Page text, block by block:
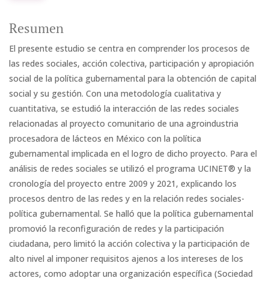
Resumen
El presente estudio se centra en comprender los procesos de
las redes sociales, acción colectiva, participación y apropiación
social de la política gubernamental para la obtención de capital
social y su gestión. Con una metodología cualitativa y
cuantitativa, se estudió la interacción de las redes sociales
relacionadas al proyecto comunitario de una agroindustria
procesadora de lácteos en México con la política
gubernamental implicada en el logro de dicho proyecto. Para el
análisis de redes sociales se utilizó el programa UCINET® y la
cronología del proyecto entre 2009 y 2021, explicando los
procesos dentro de las redes y en la relación redes sociales-
política gubernamental. Se halló que la política gubernamental
promovió la reconfiguración de redes y la participación
ciudadana, pero limitó la acción colectiva y la participación de
alto nivel al imponer requisitos ajenos a los intereses de los
actores, como adoptar una organización específica (Sociedad